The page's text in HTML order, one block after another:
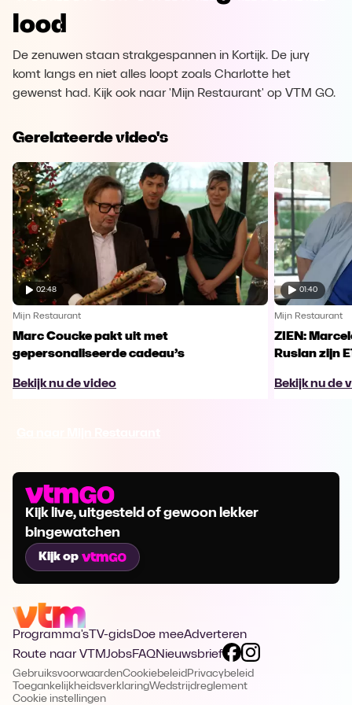
lood
De zenuwen staan strakgespannen in Kortijk. De jury
komt langs en niet alles loopt zoals Charlotte het
gewenst had. Kijk ook naar 'Mijn Restaurant' op VTM GO.
Gerelateerde video's
02:48
Mijn Restaurant
Marc Coucke pakt uit met
gepersonaliseerde cadeau’s
Bekijk nu de video
01:40
Mijn Restaurant
ZIEN:
Ruslan zijn
Bekijk nu de
Kijk live, uitgesteld of gewoon lekker
bingewatchen
Kijk op
Programma's TV-gidsDoe meeAdverteren
Route naar VTMJobsFAQNieuwsbrief
GebruiksvoorwaardenCookiebeleid Privacybeleid
ToegankelijkheidsverklaringWedstrijdreglement
Cookie instellingen